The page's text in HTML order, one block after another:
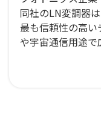
同社のLN変調器
最も信頼性の高
や宇宙通信用途で